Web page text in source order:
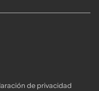
de privacidad